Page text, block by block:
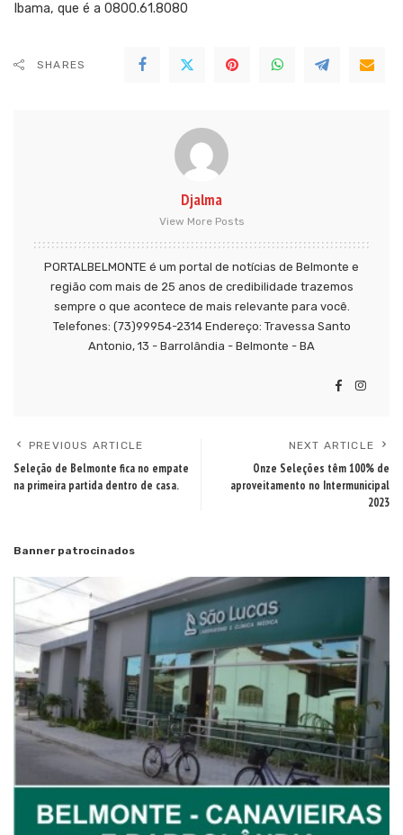
Ibama, que é a 0800.61.8080
SHARES
Djalma
View More Posts
PORTALBELMONTE é um portal de notícias de Belmonte e
região com mais de 25 anos de credibilidade trazemos
sempre o que acontece de mais relevante para você.
Telefones: (73)99954-2314 Endereço: Travessa Santo
Antonio, 13 - Barrolândia - Belmonte - BA
PREVIOUS ARTICLE
Seleção de Belmonte fica no empate
na primeira partida dentro de casa.
NEXT ARTICLE
Onze Seleções têm 100% de
aproveitamento no Intermunicipal
2023
Banner patrocinados